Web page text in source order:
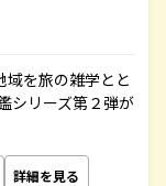
を旅の雑学とと
シリーズ第２弾が
詳細を見る